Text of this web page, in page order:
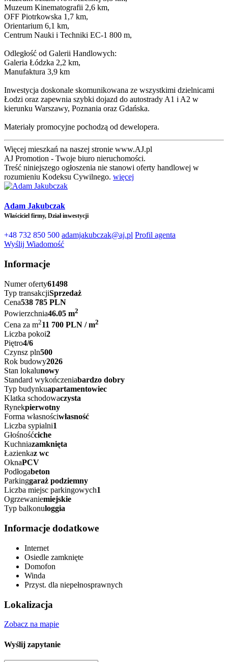
Muzeum Kinematografii 2,6 km,
OFF Piotrkowska 1,7 km,
Orientarium 6,1 km,
Centrum Nauki i Techniki EC-1 800 m,
Odległość od Galerii Handlowych:
Galeria Łódzka 2,2 km,
Manufaktura 3,9 km
Inwestycja doskonale skomunikowana ze wszystkimi dzielnicami
Łodzi oraz zapewnia szybki dojazd do autostrady A1 i A2 w
kierunku Warszawy, Poznania oraz Gdańska.
Materiały promocyjne pochodzą od dewelopera.
Więcej mieszkań na naszej stronie www.AJ.pl
AJ Promotion - Twoje biuro nieruchomości.
Treść niniejszego ogłoszenia nie stanowi oferty handlowej w
rozumieniu Kodeksu Cywilnego. więcej
Adam Jakubczak
Właściciel firmy, Dział inwestycji
+48 732 850 500 adamjakubczak@aj.pl Profil agenta
Wyślij Wiadomość
Informacje
Numer oferty61498
Typ transakcjiSprzedaż
Cena538 785 PLN
Powierzchnia46.05 m2
Cena za m211 700 PLN / m2
Liczba pokoi2
Piętro4/6
Czynsz pln500
Rok budowy2026
Stan lokalunowy
Standard wykończeniabardzo dobry
Typ budynkuapartamentowiec
Klatka schodowaczysta
Rynekpierwotny
Forma własnościwłasność
Liczba sypialni1
Głośnośćciche
Kuchniazamknięta
Łazienkaz wc
OknaPCV
Podłogabeton
Parkinggaraż podziemny
Liczba miejsc parkingowych1
Ogrzewaniemiejskie
Typ balkonuloggia
Informacje dodatkowe
Internet
Osiedle zamknięte
Domofon
Winda
Przyst. dla niepełnosprawnych
Lokalizacja
Zobacz na mapie
Wyślij zapytanie